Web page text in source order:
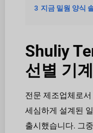
3 지금 밀웜 양식
Shuliy
선별 기
전문 제조업체로
세심하게 설계된
출시했습니다. 그